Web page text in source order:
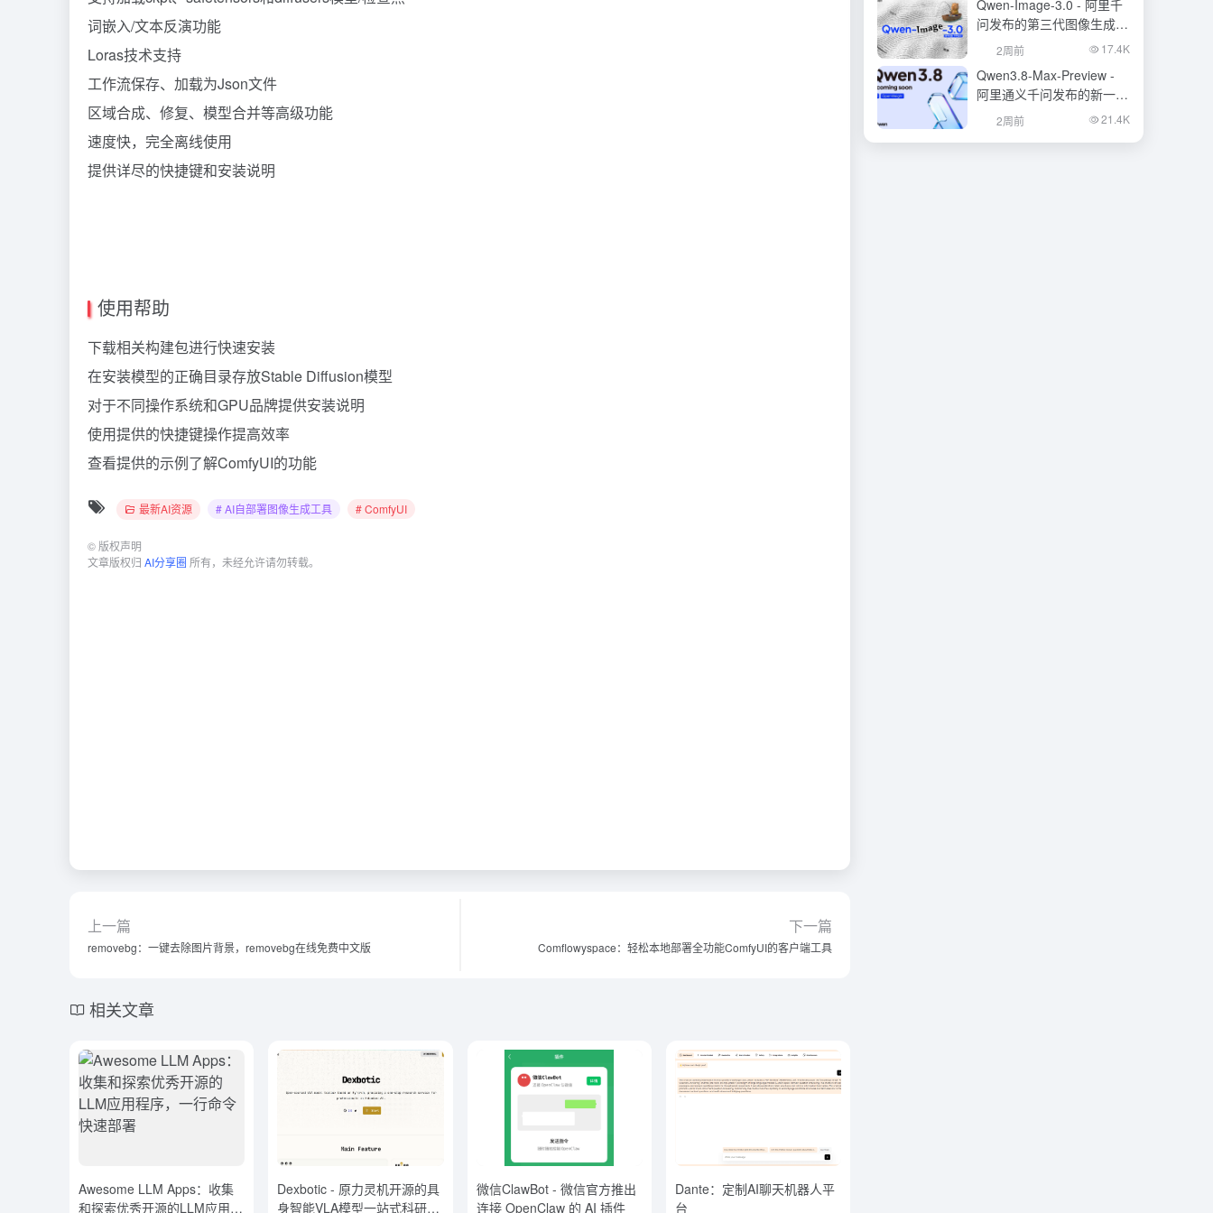
词嵌入/文本反演功能
Loras技术支持
工作流保存、加载为Json文件
区域合成、修复、模型合并等高级功能
速度快，完全离线使用
提供详尽的快捷键和安装说明
使用帮助
下载相关构建包进行快速安装
在安装模型的正确目录存放Stable Diffusion模型
对于不同操作系统和GPU品牌提供安装说明
使用提供的快捷键操作提高效率
查看提供的示例了解ComfyUI的功能
最新AI资源 # AI自部署图像生成工具 # ComfyUI
© 版权声明
文章版权归 AI分享圈 所有，未经允许请勿转载。
上一篇
removebg：一键去除图片背景，removebg在线免费中文版
下一篇
Comflowyspace：轻松本地部署全功能ComfyUI的客户端工具
相关文章
Awesome LLM Apps：收集
和探索优秀开源的LLM应用程
Dexbotic - 原力灵机开源的具
身智能VLA模型一站式科研服
微信ClawBot - 微信官方推出
连接 OpenClaw 的 AI 插件
Dante：定制AI聊天机器人平
台
Qwen-Image-3.0 - 阿里千
问发布的第三代图像生成基
础模型
2周前 17.4K
Qwen3.8-Max-Preview -
阿里通义千问发布的新一代
旗舰大模型
2周前 21.4K